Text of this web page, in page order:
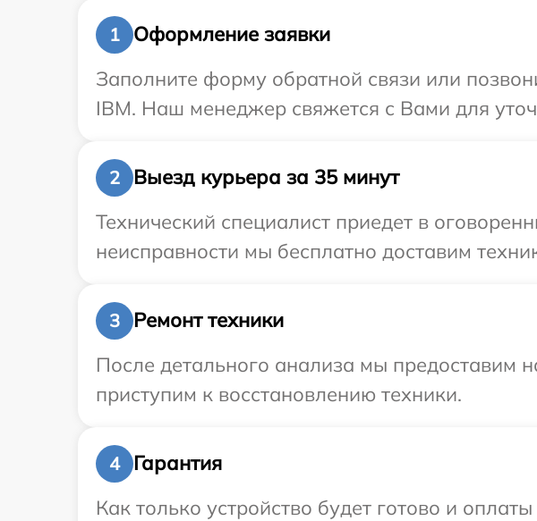
1
Оформление заявки
Заполните форму обратной связи или
IBM. Наш менеджер свяжется с Вами для
2
Выезд курьера за 35 минут
Технический специалист приедет в
неисправности мы бесплатно доставим
3
Ремонт техники
После детального анализа мы предоставим
приступим к восстановлению техники.
4
Гарантия
Как только устройство будет готово и